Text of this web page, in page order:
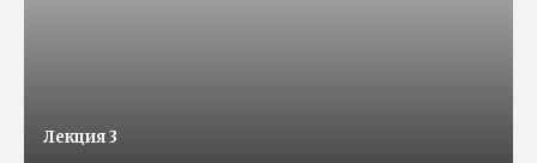
Лекция 3